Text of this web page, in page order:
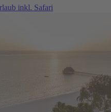
inkl. Safari